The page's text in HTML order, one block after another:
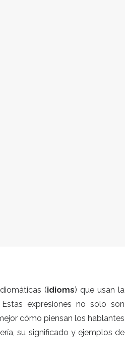
(idioms) que usan la
expresiones no solo son
cómo piensan los hablantes
su significado y ejemplos de